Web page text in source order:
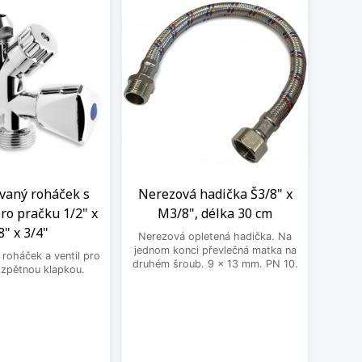
roháček s
pračku 1/2" x
x 3/4"
roháček a ventil pro
klapkou.
Nerezová hadička Š3/8" x
M3/8", délka 30 cm
Nerezová opletená hadička. Na
jednom konci převlečná matka na
druhém šroub. 9 x 13 mm. PN 10.